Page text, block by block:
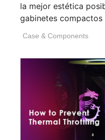
la mejor estética
gabinetes compactos
Case & Components